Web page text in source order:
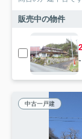
販売中の物件
中古一戸建